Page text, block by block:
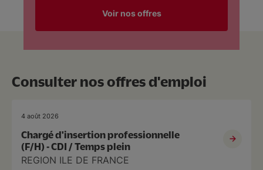
Voir nos offres
Consulter nos offres d'emploi
4 août 2026
Chargé d'insertion professionnelle
(F/H) - CDI / Temps plein
REGION ILE DE FRANCE